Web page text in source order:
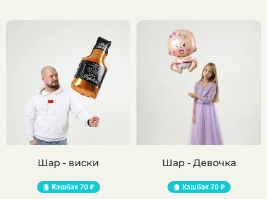
Шар - виски
Кэшбэк70 ₽
Шар - Девочка
Кэшбэк70 ₽